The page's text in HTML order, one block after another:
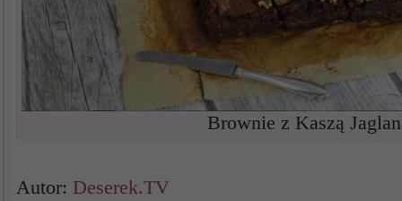
Brownie z Kaszą
Autor: Deserek.TV